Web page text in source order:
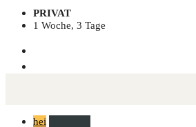
PRIVAT
1 Woche, 3 Tage
hei